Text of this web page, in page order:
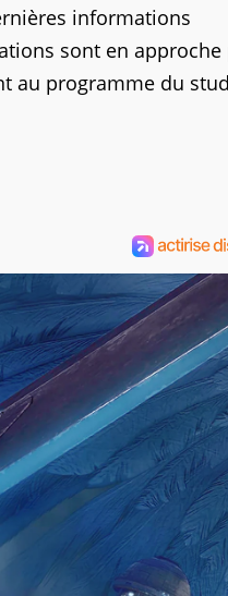
informations
sont en
au programme du